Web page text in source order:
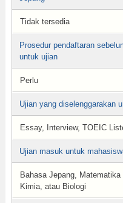
Tidak tersedia
Prosedur pendaftaran
untuk ujian
Perlu
Ujian yang diselenggarakan
Essay, Interview, TOEIC
Ujian masuk untuk
Bahasa Jepang,
Kimia, atau Biologi